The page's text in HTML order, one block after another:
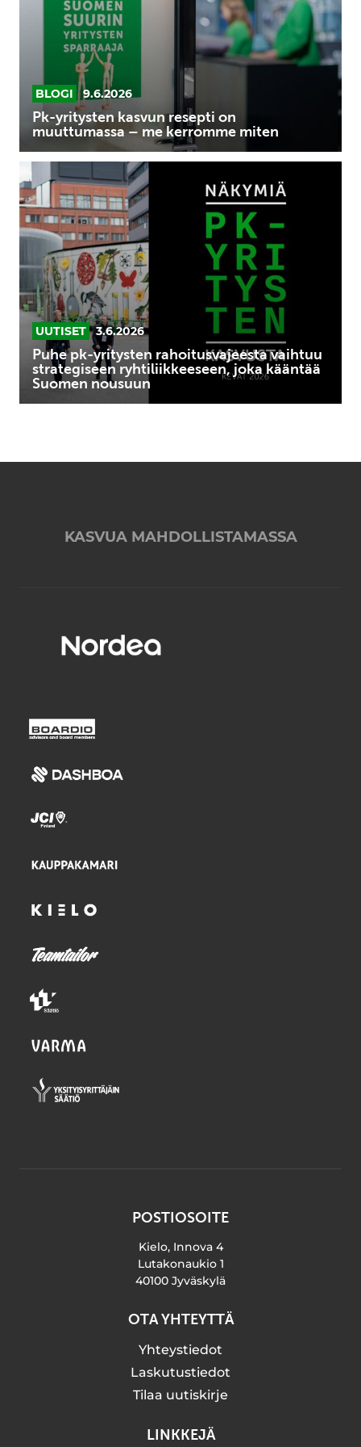
muuttumassa
kerromme
miten
BLOGI 9.6.2026
Pk-yritysten kasvun resepti on
muuttumassa – me kerromme miten
Puhe
pk-
yritysten
rahoitusvajeesta
vaihtuu
strategiseen
ryhtiliikkeeseen,
joka
kääntää
Suomen
nousuun
UUTISET 3.6.2026
Puhe pk-yritysten rahoitusvajeesta vaihtuu
strategiseen ryhtiliikkeeseen, joka kääntää
Suomen nousuun
KASVUA MAHDOLLISTAMASSA
POSTIOSOITE
Kielo, Innova 4
Lutakonaukio 1
40100 Jyväskylä
OTA YHTEYTTÄ
Yhteystiedot
Laskutustiedot
Tilaa uutiskirje
LINKKEJÄ